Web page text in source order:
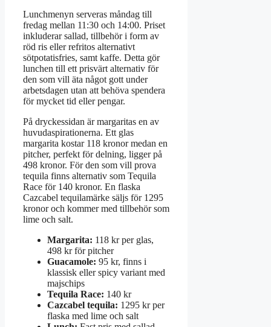
Lunchmenyn serveras måndag till
fredag mellan 11:30 och 14:00. Priset
inkluderar sallad, tillbehör i form av
röd ris eller refritos alternativt
sötpotatisfries, samt kaffe. Detta gör
lunchen till ett prisvärt alternativ för
den som vill äta något gott under
arbetsdagen utan att behöva spendera
för mycket tid eller pengar.
På dryckessidan är margaritas en av
huvudaspirationerna. Ett glas
margarita kostar 118 kronor medan en
pitcher, perfekt för delning, ligger på
498 kronor. För den som vill prova
tequila finns alternativ som Tequila
Race för 140 kronor. En flaska
Cazcabel tequilamärke säljs för 1295
kronor och kommer med tillbehör som
lime och salt.
Margarita: 118 kr per glas,
498 kr för pitcher
Guacamole: 95 kr, finns i
klassisk eller spicy variant med
majschips
Tequila Race: 140 kr
Cazcabel tequila: 1295 kr per
flaska med lime och salt